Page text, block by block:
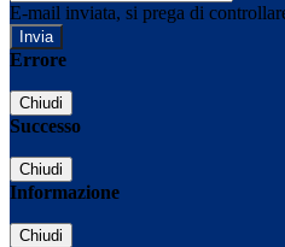
E-mail inviata, si prega di
Errore
Chiudi
Successo
Chiudi
Informazione
Chiudi